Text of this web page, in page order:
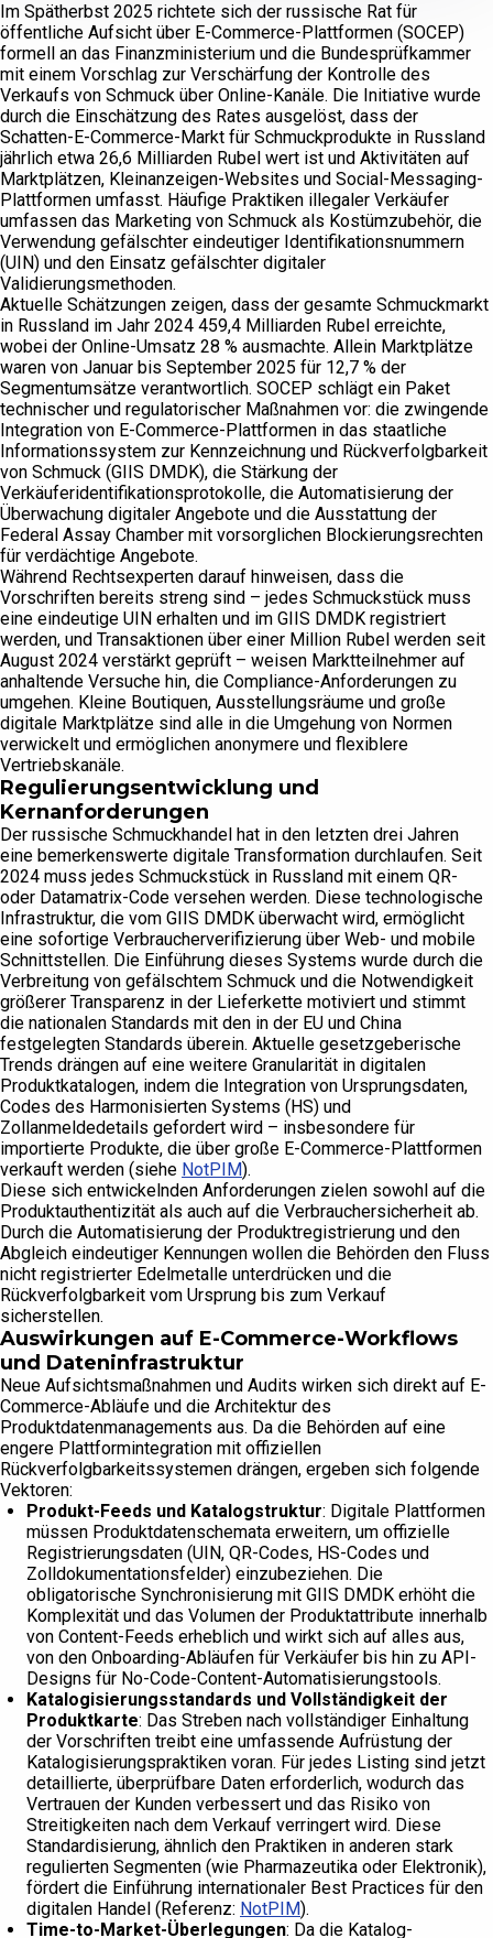
Im Spätherbst 2025 richtete sich der russische Rat für
öffentliche Aufsicht über E-Commerce-Plattformen (SOCEP)
formell an das Finanzministerium und die Bundesprüfkammer
mit einem Vorschlag zur Verschärfung der Kontrolle des
Verkaufs von Schmuck über Online-Kanäle. Die Initiative wurde
durch die Einschätzung des Rates ausgelöst, dass der
Schatten-E-Commerce-Markt für Schmuckprodukte in Russland
jährlich etwa 26,6 Milliarden Rubel wert ist und Aktivitäten auf
Marktplätzen, Kleinanzeigen-Websites und Social-Messaging-
Plattformen umfasst. Häufige Praktiken illegaler Verkäufer
umfassen das Marketing von Schmuck als Kostümzubehör, die
Verwendung gefälschter eindeutiger Identifikationsnummern
(UIN) und den Einsatz gefälschter digitaler
Validierungsmethoden.
Aktuelle Schätzungen zeigen, dass der gesamte Schmuckmarkt
in Russland im Jahr 2024 459,4 Milliarden Rubel erreichte,
wobei der Online-Umsatz 28 % ausmachte. Allein Marktplätze
waren von Januar bis September 2025 für 12,7 % der
Segmentumsätze verantwortlich. SOCEP schlägt ein Paket
technischer und regulatorischer Maßnahmen vor: die zwingende
Integration von E-Commerce-Plattformen in das staatliche
Informationssystem zur Kennzeichnung und Rückverfolgbarkeit
von Schmuck (GIIS DMDK), die Stärkung der
Verkäuferidentifikationsprotokolle, die Automatisierung der
Überwachung digitaler Angebote und die Ausstattung der
Federal Assay Chamber mit vorsorglichen Blockierungsrechten
für verdächtige Angebote.
Während Rechtsexperten darauf hinweisen, dass die
Vorschriften bereits streng sind – jedes Schmuckstück muss
eine eindeutige UIN erhalten und im GIIS DMDK registriert
werden, und Transaktionen über einer Million Rubel werden seit
August 2024 verstärkt geprüft – weisen Marktteilnehmer auf
anhaltende Versuche hin, die Compliance-Anforderungen zu
umgehen. Kleine Boutiquen, Ausstellungsräume und große
digitale Marktplätze sind alle in die Umgehung von Normen
verwickelt und ermöglichen anonymere und flexiblere
Vertriebskanäle.
Regulierungsentwicklung und
Kernanforderungen
Der russische Schmuckhandel hat in den letzten drei Jahren
eine bemerkenswerte digitale Transformation durchlaufen. Seit
2024 muss jedes Schmuckstück in Russland mit einem QR-
oder Datamatrix-Code versehen werden. Diese technologische
Infrastruktur, die vom GIIS DMDK überwacht wird, ermöglicht
eine sofortige Verbraucherverifizierung über Web- und mobile
Schnittstellen. Die Einführung dieses Systems wurde durch die
Verbreitung von gefälschtem Schmuck und die Notwendigkeit
größerer Transparenz in der Lieferkette motiviert und stimmt
die nationalen Standards mit den in der EU und China
festgelegten Standards überein. Aktuelle gesetzgeberische
Trends drängen auf eine weitere Granularität in digitalen
Produktkatalogen, indem die Integration von Ursprungsdaten,
Codes des Harmonisierten Systems (HS) und
Zollanmeldedetails gefordert wird – insbesondere für
importierte Produkte, die über große E-Commerce-Plattformen
verkauft werden (siehe NotPIM).
Diese sich entwickelnden Anforderungen zielen sowohl auf die
Produktauthentizität als auch auf die Verbrauchersicherheit ab.
Durch die Automatisierung der Produktregistrierung und den
Abgleich eindeutiger Kennungen wollen die Behörden den Fluss
nicht registrierter Edelmetalle unterdrücken und die
Rückverfolgbarkeit vom Ursprung bis zum Verkauf
sicherstellen.
Auswirkungen auf E-Commerce-Workflows
und Dateninfrastruktur
Neue Aufsichtsmaßnahmen und Audits wirken sich direkt auf E-
Commerce-Abläufe und die Architektur des
Produktdatenmanagements aus. Da die Behörden auf eine
engere Plattformintegration mit offiziellen
Rückverfolgbarkeitssystemen drängen, ergeben sich folgende
Vektoren:
Produkt-Feeds und Katalogstruktur: Digitale Plattformen
müssen Produktdatenschemata erweitern, um offizielle
Registrierungsdaten (UIN, QR-Codes, HS-Codes und
Zolldokumentationsfelder) einzubeziehen. Die
obligatorische Synchronisierung mit GIIS DMDK erhöht die
Komplexität und das Volumen der Produktattribute innerhalb
von Content-Feeds erheblich und wirkt sich auf alles aus,
von den Onboarding-Abläufen für Verkäufer bis hin zu API-
Designs für No-Code-Content-Automatisierungstools.
Katalogisierungsstandards und Vollständigkeit der
Produktkarte: Das Streben nach vollständiger Einhaltung
der Vorschriften treibt eine umfassende Aufrüstung der
Katalogisierungspraktiken voran. Für jedes Listing sind jetzt
detaillierte, überprüfbare Daten erforderlich, wodurch das
Vertrauen der Kunden verbessert und das Risiko von
Streitigkeiten nach dem Verkauf verringert wird. Diese
Standardisierung, ähnlich den Praktiken in anderen stark
regulierten Segmenten (wie Pharmazeutika oder Elektronik),
fördert die Einführung internationaler Best Practices für den
digitalen Handel (Referenz: NotPIM).
Time-to-Market-Überlegungen: Da die Katalog-